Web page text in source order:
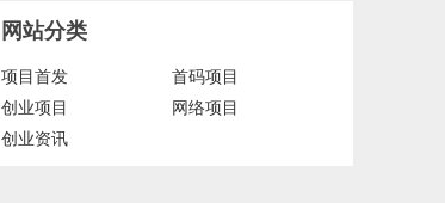
网站分类
项目首发
首码项目
创业项目
网络项目
创业资讯